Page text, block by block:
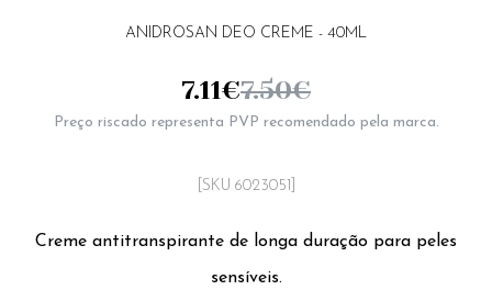
ANIDROSAN DEO CREME - 40ML
Creme antitranspirante de longa duração para peles
sensíveis.
[SKU 6023051]
7.11€7.50€
Preço riscado representa PVP recomendado pela marca.